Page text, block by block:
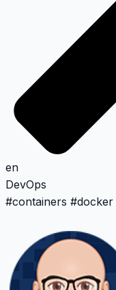
en
DevOps
#containers #docker